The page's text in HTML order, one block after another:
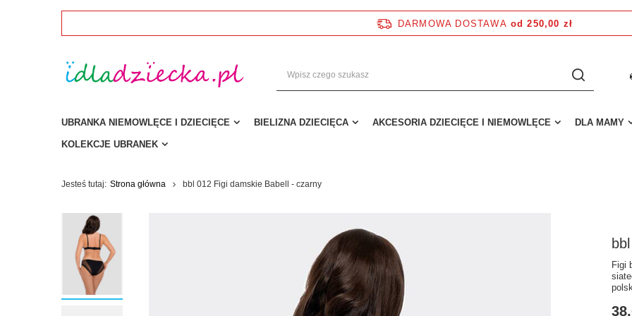
DARMOWA DOSTAWA od 250,00 zł
UBRANKA NIEMOWLĘCE I DZIECIĘCE BIELIZNA DZIECIĘCA AKCESORIA DZIECIĘCE I NIEMOWLĘCE DLA MAMY
KOLEKCJE UBRANEK
Jesteś tutaj: Strona główna bbl 012 Figi damskie Babell - czarny
Figi